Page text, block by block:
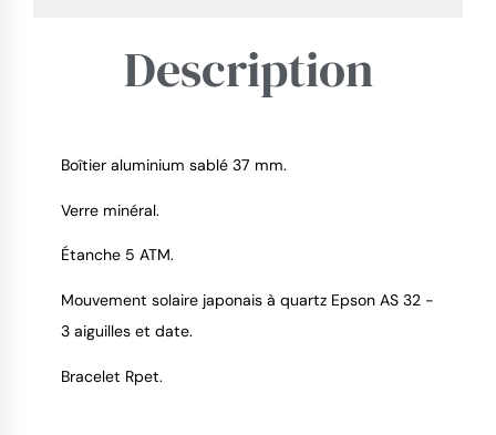
Description
Boîtier aluminium sablé 37 mm.
Verre minéral.
Étanche 5 ATM.
Mouvement solaire japonais à quartz Epson AS 32 -
3 aiguilles et date.
Bracelet Rpet.